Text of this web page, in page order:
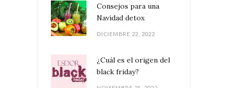
Consejos para una
Navidad detox
DICIEMBRE 22, 2022
¿Cuál es el origen del
black friday?